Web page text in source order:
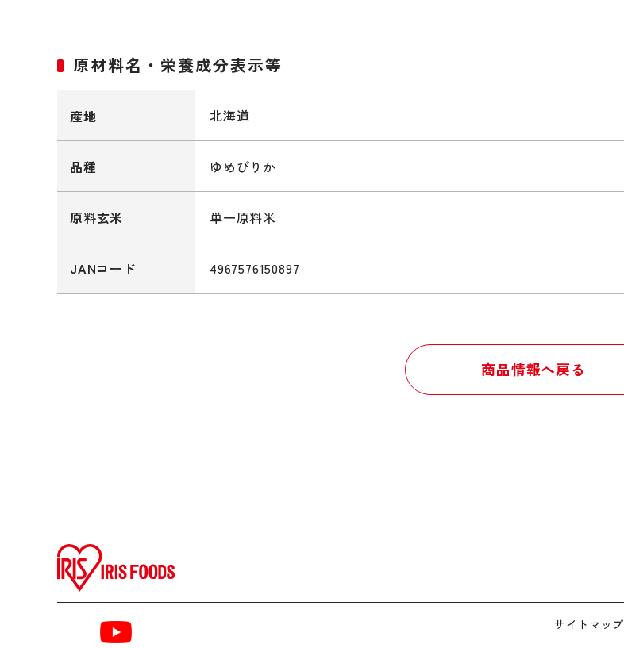
原材料名・栄養成分表示等
産地 北海道
品種 ゆめぴりか
原料玄米 単一原料米
JANコード 4967576150897
商品情報へ戻る
サイトマップ